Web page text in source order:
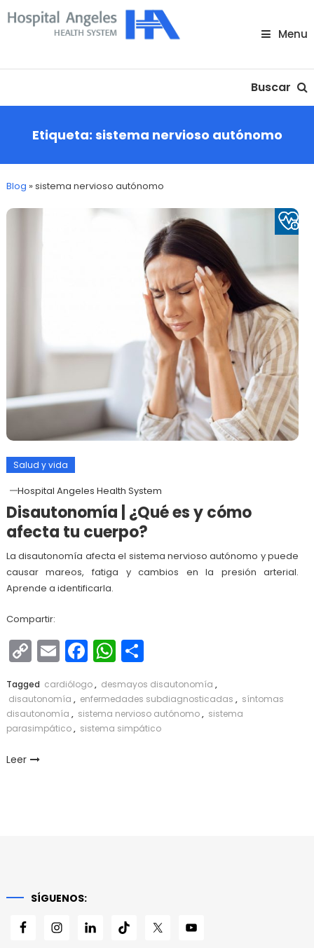
Skip
To
Menu
Buscar
Etiqueta: sistema nervioso autónomo
Blog »sistema nervioso autónomo
Salud y vida
Hospital Angeles Health System
Disautonomía | ¿Qué es y cómo
afecta tu cuerpo?
La disautonomía afecta el sistema nervioso autónomo y puede
causar mareos, fatiga y cambios en la presión arterial.
Aprende a identificarla.
Compartir:
Copy
Link
EmailFacebook
WhatsApp
Compartir
Tagged cardiólogo, desmayos disautonomía ,
disautonomía , enfermedades subdiagnosticadas , síntomas
disautonomía , sistema nervioso autónomo, sistema
parasimpático, sistema simpático
Leer
SÍGUENOS: